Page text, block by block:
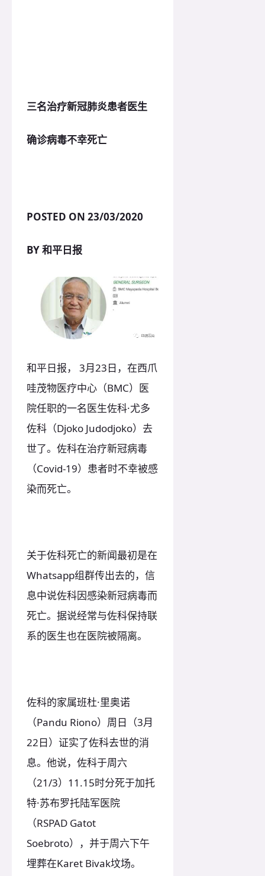
三名治疗新冠肺炎患者医生
确诊病毒不幸死亡
POSTED ON 23/03/2020
BY 和平日报
和平日报， 3月23日，在西爪
哇茂物医疗中心（BMC）医
院任职的一名医生佐科·尤多
佐科（Djoko Judodjoko）去
世了。佐科在治疗新冠病毒
（Covid-19）患者时不幸被感
染而死亡。
关于佐科死亡的新闻最初是在
Whatsapp组群传出去的，信
息中说佐科因感染新冠病毒而
死亡。据说经常与佐科保持联
系的医生也在医院被隔离。
佐科的家属班杜·里奥诺
（Pandu Riono）周日（3月
22日）证实了佐科去世的消
息。他说，佐科于周六
（21/3）11.15时分死于加托
特·苏布罗托陆军医院
（RSPAD Gatot
Soebroto），并于周六下午
埋葬在Karet Bivak坟场。